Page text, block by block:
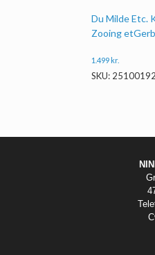
Du Milde Etc.
Zooing
1.499kr.
SKU: